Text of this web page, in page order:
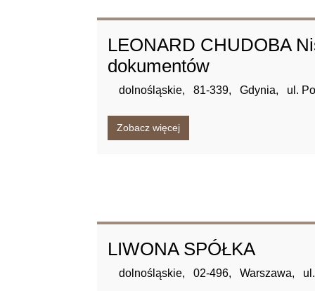
LEONARD CHUDOBA
dokumentów
dolnośląskie, 81-339, Gdynia, ul.
Zobacz więcej
LIWONA SPÓŁKA
dolnośląskie, 02-496, Warszawa,